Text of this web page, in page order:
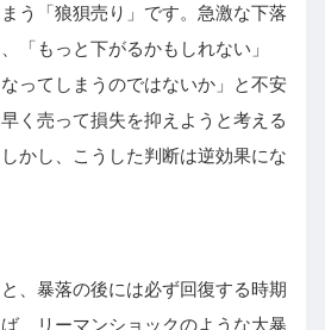
う「狼狽売り」です。急激な下落
「もっと下がるかもしれない」
ってしまうのではないか」と不安
く売って損失を抑えようと考える
かし、こうした判断は逆効果にな
、暴落の後には必ず回復する時期
、リーマンショックのような大暴